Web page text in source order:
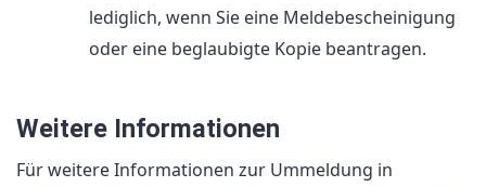
lediglich, wenn Sie eine Meldebescheinigung
oder eine beglaubigte Kopie beantragen.
Weitere Informationen
Für weitere Informationen zur Ummeldung in